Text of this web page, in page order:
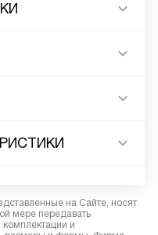
на Сайте, носят
мере передавать
и